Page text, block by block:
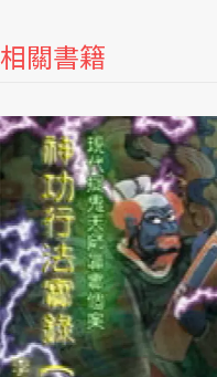
相關書籍